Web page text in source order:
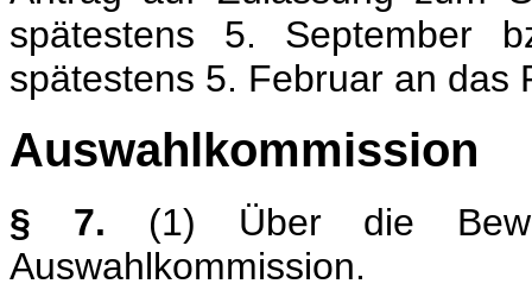
spätestens 5. September
spätestens 5. Februar an das
Auswahlkommission
§ 7. (1) Über die
Auswahlkommission.